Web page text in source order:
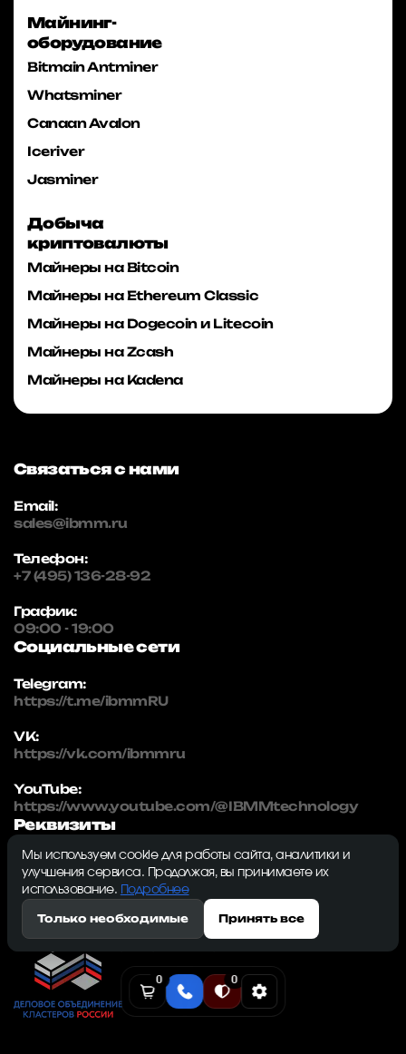
0 0
Майнинг-
оборудование
Bitmain Antminer
Whatsminer
Canaan Avalon
Iceriver
Jasminer
Добыча
криптовалюты
Майнеры на Bitcoin
Майнеры на Ethereum Classic
Майнеры на Dogecoin и Litecoin
Майнеры на Zcash
Майнеры на Kadena
Связаться с нами
Email:
sales@ibmm.ru
Телефон:
+7 (495) 136-28-92
График:
09:00 - 19:00
Социальные сети
Telegram:
https://t.me/ibmmRU
VK:
https://vk.com/ibmmru
YouTube:
https://www.youtube.com/@IBMMtechnology
Реквизиты
IBMM | technology
ИНН: 5032334982
ОГРН: 1215000115230
143009, Московская область, г. Одинцово, ул.
Мы используем cookie для работы сайта, аналитики и
улучшения сервиса. Продолжая, вы принимаете их
использование.
Подробнее
Только необходимые Принять все